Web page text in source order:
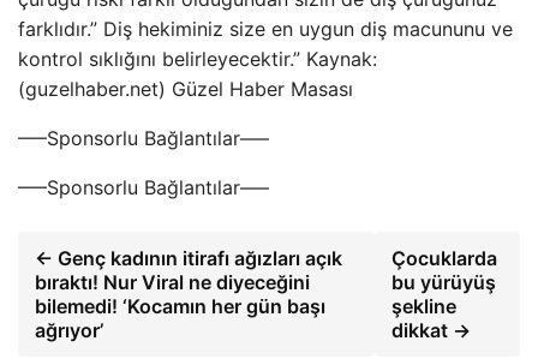
farklıdır.” Diş hekiminiz size en uygun diş macununu ve
kontrol sıklığını belirleyecektir.” Kaynak:
(guzelhaber.net) Güzel Haber Masası
—–Sponsorlu Bağlantılar—–
—–Sponsorlu Bağlantılar—–
← Genç kadının itirafı ağızları açık
bıraktı! Nur Viral ne diyeceğini
bilemedi! ‘Kocamın her gün başı
ağrıyor’
Çocuklarda
bu yürüyüş
şekline
dikkat →